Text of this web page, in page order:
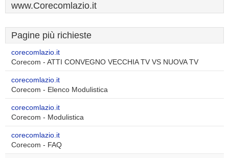
www.Corecomlazio.it
Pagine più richieste
corecomlazio.it
Corecom - ATTI CONVEGNO VECCHIA TV VS NUOVA TV
corecomlazio.it
Corecom - Elenco Modulistica
corecomlazio.it
Corecom - Modulistica
corecomlazio.it
Corecom - FAQ